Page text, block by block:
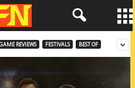
BEST OF
FESTIVALS
GAME REVIEWS